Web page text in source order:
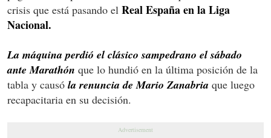
crisis que está pasando el Real España en la Liga
Nacional.
La máquina perdió el clásico sampedrano el sábado
ante Marathón que lo hundió en la última posición de la
tabla y causó la renuncia de Mario Zanabria que luego
recapacitaria en su decisión.